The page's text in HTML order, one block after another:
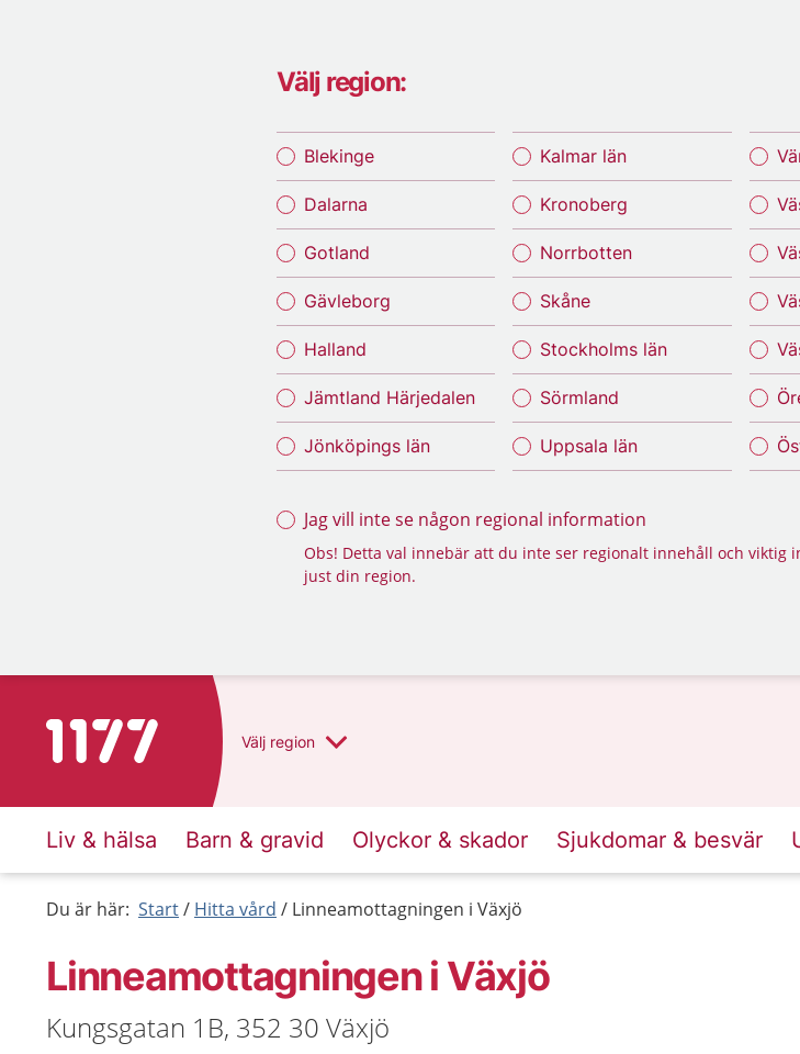
Välj region:
Blekinge
Dalarna
Gotland
Gävleborg
Halland
Jämtland Härjedalen
Jönköpings län
Kalmar län
Kronoberg
Norrbotten
Skåne
Stockholms län
Sörmland
Uppsala län
Jag vill inte se någon regional information
Obs! Detta val innebär att du inte ser regionalt innehåll och viktig
just din region.
Till startsidan för 1177 Välj region
Liv & hälsa Barn & gravid Olyckor & skador Sjukdomar & besvär
Du är här: Start Hitta vård Linneamottagningen i Växjö
Linneamottagningen i Växjö
Kungsgatan 1B, 352 30 Växjö